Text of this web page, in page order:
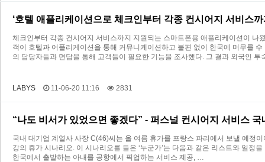
‘호텔 애플리케이션으로 체크인부터 각종 컨시어지 서비스까
체크인부터 각종 컨시어지 서비스까지 지원되는 스마트폰용 애플리케이션이
객이 호텔과 어플리케이션을 통해 커뮤니케이션하고 불편 없이 한국에 머무를
의 담당자들과 면담을 통해 고객들이 필요한 기능을 조사했다. 그 결과 외국인
LABYS 11-06-20 11:16 2831
“나도 비서가 있었으면 좋겠다” - 퍼스널 컨시어지 서비스
국내 대기업 계열사 사장 C(46)씨는 올 여름 휴가를 프랑스 파리에서 보낼 예정
강의 휴가 시나리오. 이 시나리오를 들은 ‘누군가’는 다음과 같은 리스트와 일
한국에서 출발하는 아내를 공항에서 픽업하는 서비스 제공, …